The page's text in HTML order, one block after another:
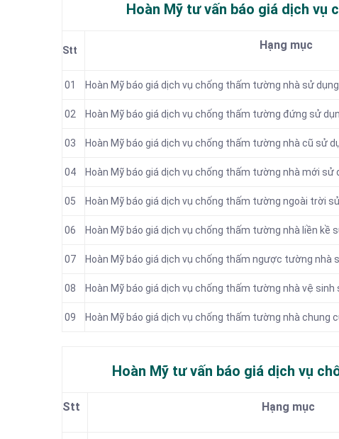
Hoàn Mỹ tư vấn báo giá dịch vụ
Stt Hạng mục
01 Hoàn Mỹ báo giá dịch vụ chống thấm tường nhà sử
02 Hoàn Mỹ báo giá dịch vụ chống thấm tường đứng sử
03 Hoàn Mỹ báo giá dịch vụ chống thấm tường nhà cũ sử
04 Hoàn Mỹ báo giá dịch vụ chống thấm tường nhà mới sử
05 Hoàn Mỹ báo giá dịch vụ chống thấm tường ngoài trời
06 Hoàn Mỹ báo giá dịch vụ chống thấm tường nhà liền kề
07 Hoàn Mỹ báo giá dịch vụ chống thấm ngược tường nhà
08 Hoàn Mỹ báo giá dịch vụ chống thấm tường nhà vệ sinh
09 Hoàn Mỹ báo giá dịch vụ chống thấm tường nhà chung
Hoàn Mỹ tư vấn báo giá dịch vụ
Stt Hạng mục